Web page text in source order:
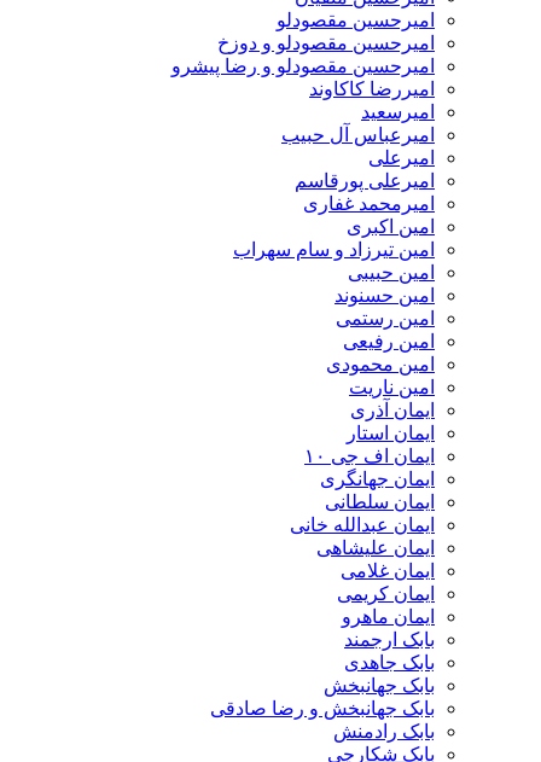
امیرحسین مقصودلو
امیرحسین مقصودلو و دوزخ
امیرحسین مقصودلو و رضا پیشرو
امیررضا کاکاوند
امیرسعید
امیرعباس آل حبیب
امیرعلی
امیرعلی پورقاسم
امیرمحمد غفاری
امین اکبری
امین تیرزاد و سام سهراب
امین حبیبی
امین حسنوند
امین رستمی
امین رفیعی
امین محمودی
امین ناریت
ایمان آذری
ایمان استار
ایمان اف جی ۱۰
ایمان جهانگری
ایمان سلطانی
ایمان عبدالله خانی
ایمان علیشاهی
ایمان غلامی
ایمان کریمی
ایمان ماهرو
بابک ارجمند
بابک جاهدی
بابک جهانبخش
بابک جهانبخش و رضا صادقی
بابک رادمنش
بابک شکارچی